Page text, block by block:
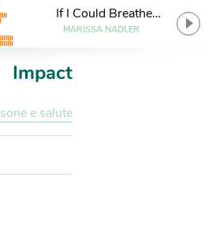
If I Could Breathe
Underwater
MARISSA NADLER
Impact
e salute